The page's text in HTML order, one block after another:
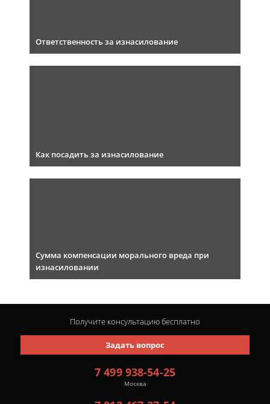
Ответственность за изнасилование
Как посадить за изнасилование
Сумма компенсации морального вреда при
изнасиловании
7 499 938-54-25
Москва
Задать вопрос
Получите консультациюбесплатно